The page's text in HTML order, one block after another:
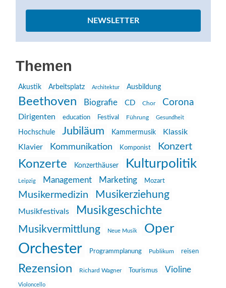
NEWSLETTER
Themen
Akustik Arbeitsplatz Architektur Ausbildung
Beethoven Biografie CD Chor Corona
Dirigenten education Festival Führung Gesundheit
Hochschule Jubiläum Kammermusik
Klassik
Klavier
Kommunikation Komponist Konzert
Konzerte Konzerthäuser Kulturpolitik
Leipzig Management Marketing Mozart
Musikermedizin Musikerziehung
Musikfestivals Musikgeschichte
Musikvermittlung Neue Musik Oper
Orchester Programmplanung Publikum reisen
Rezension Richard Wagner Tourismus Violine
Violoncello